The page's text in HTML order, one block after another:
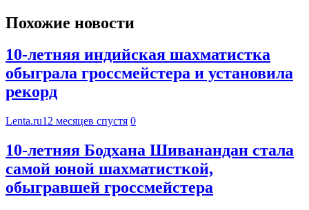
Похожие новости
10-летняя индийская шахматистка
обыграла гроссмейстера и установила
рекорд
Lenta.ru12 месяцев спустя 0
10-летняя Бодхана Шиванандан стала
самой юной шахматисткой,
обыгравшей гроссмейстера